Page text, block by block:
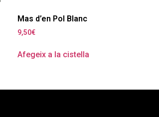
Mas d’en Pol Blanc
9,50€
Afegeix a la cistella